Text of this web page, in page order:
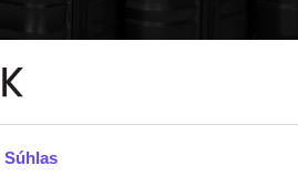
Súhlas